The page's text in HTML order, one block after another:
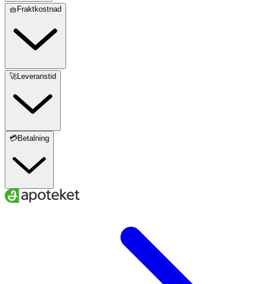
🧺Fraktkostnad
🚀Leveranstid
💳Betalning